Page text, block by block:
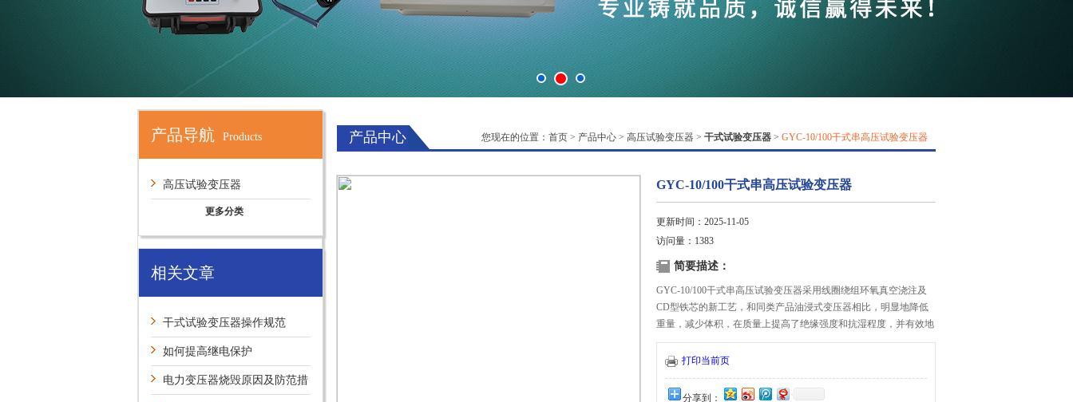
产品导航 Products
高压试验变压器
更多分类
相关文章
干式试验变压器操作规范
如何提高继电保护
电力变压器烧毁原因及防范措
产品中心 您现在的位置： 首页 > 产品中心 > 高压试验变压器 > 干式试验变压器 > GYC-10/100干式串高压试验变压器
GYC-10/100干式串高压试验变压器
更新时间：2025-11-05
访问量：1383
简要描述：
GYC-10/100干式串高压试验变压器采用线圈绕组环氧真空浇注及
CD型铁芯的新工艺，和同类产品油浸式变压器相比，明显地降低
重量，减少体积，在质量上提高了绝缘强度和抗湿程度，并有效地
削弱了漏磁而大大加强了变压器承受试验短路电流的冲击能力。
打印当前页
分享到：